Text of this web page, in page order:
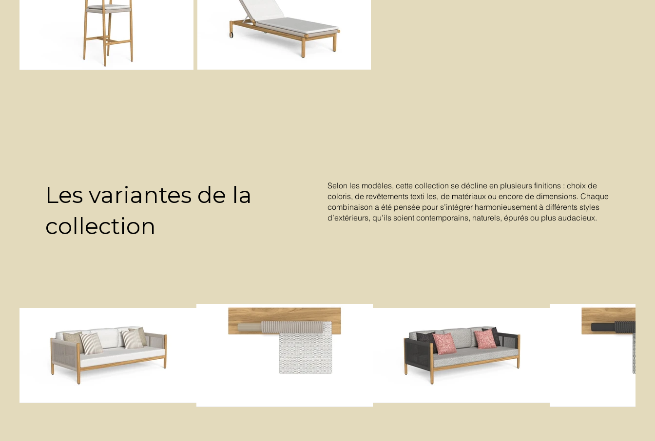
Les variantes de la
collection
Selon les modèles, cette collection se décline en plusieurs finitions : choix de
coloris, de revêtements texti les, de matériaux ou encore de dimensions. Chaque
combinaison a été pensée pour s’intégrer harmonieusement à différents styles
d’extérieurs, qu’ils soient contemporains, naturels, épurés ou plus audacieux.